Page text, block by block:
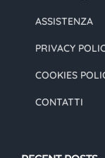
ASSISTENZA
PRIVACY
COOKIES
CONTATTI